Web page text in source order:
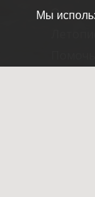
О нас
Мы